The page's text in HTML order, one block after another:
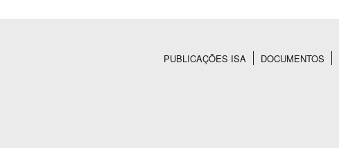
PUBLICAÇÕES ISA DOCUMENTOS